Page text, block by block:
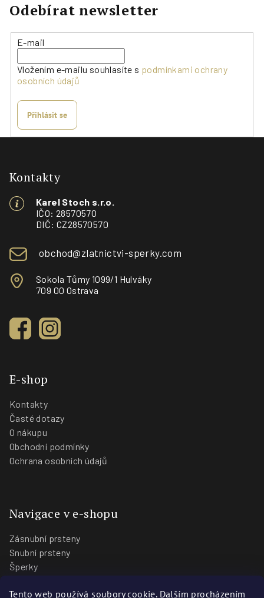
Tento web používá soubory cookie. Dalším procházením
Odebírat newsletter
E-mail
Vložením e-mailu souhlasíte s podmínkami ochrany
osobních údajů
Přihlásit se
Kontakty
Karel Stoch s.r.o.
IČO: 28570570
DIČ: CZ28570570
obchod@zlatnictvi-sperky.com
Sokola Tůmy 1099/1 Hulváky
709 00 Ostrava
E-shop
Kontakty
Časté dotazy
O nákupu
Obchodní podmínky
Ochrana osobních údajů
Navigace v e-shopu
Zásnubní prsteny
Snubní prsteny
Šperky
Blog